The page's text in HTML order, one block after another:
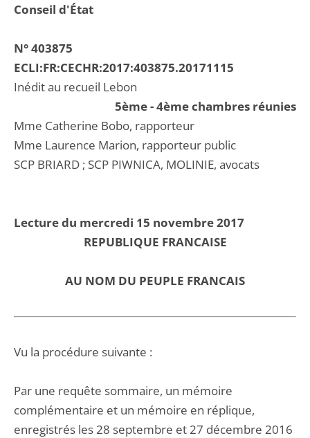
Conseil d'État
N° 403875
ECLI:FR:CECHR:2017:403875.20171115
Inédit au recueil Lebon
5ème - 4ème chambres réunies
Mme Catherine Bobo, rapporteur
Mme Laurence Marion, rapporteur public
SCP BRIARD ; SCP PIWNICA, MOLINIE, avocats
Lecture du mercredi 15 novembre 2017
REPUBLIQUE FRANCAISE
AU NOM DU PEUPLE FRANCAIS
Vu la procédure suivante :
Par une requête sommaire, un mémoire
complémentaire et un mémoire en réplique,
enregistrés les 28 septembre et 27 décembre 2016